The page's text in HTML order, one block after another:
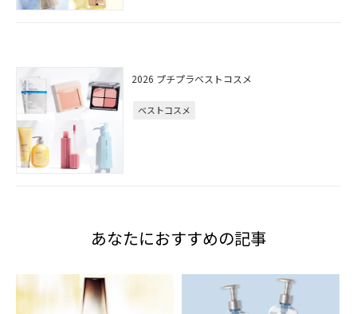
2026 プチプラベストコスメ
ベストコスメ
あなたにおすすめの記事